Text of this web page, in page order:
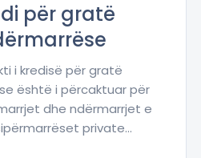
për gratë
i kredisë për gratë
është i përcaktuar për
dhe ndërmarrjet e
private...